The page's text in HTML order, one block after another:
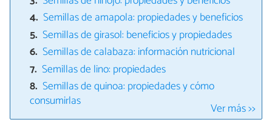
Semillas de amapola: propiedades y beneficios
Semillas de girasol: beneficios y propiedades
Semillas de calabaza: información nutricional
Semillas de lino: propiedades
Semillas de quinoa: propiedades y cómo
consumirlas
Ver más >>